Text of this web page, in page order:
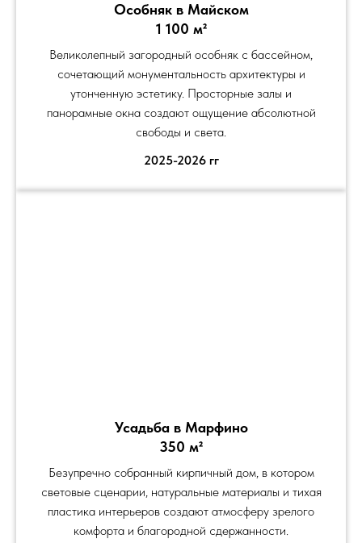
Особняк в Майском
1 100 м²
Великолепный загородный особняк с бассейном,
сочетающий монументальность архитектуры и
утонченную эстетику. Просторные залы и
панорамные окна создают ощущение абсолютной
свободы и света.
2025-2026 гг
Усадьба в Марфино
350 м²
Безупречно собранный кирпичный дом, в котором
световые сценарии, натуральные материалы и тихая
пластика интерьеров создают атмосферу зрелого
комфорта и благородной сдержанности.